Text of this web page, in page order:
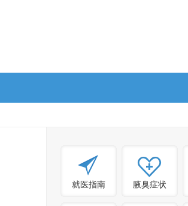
就医指南 腋臭症状